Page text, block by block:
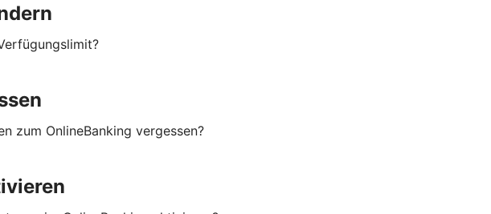
zum OnlineBanking vergessen?